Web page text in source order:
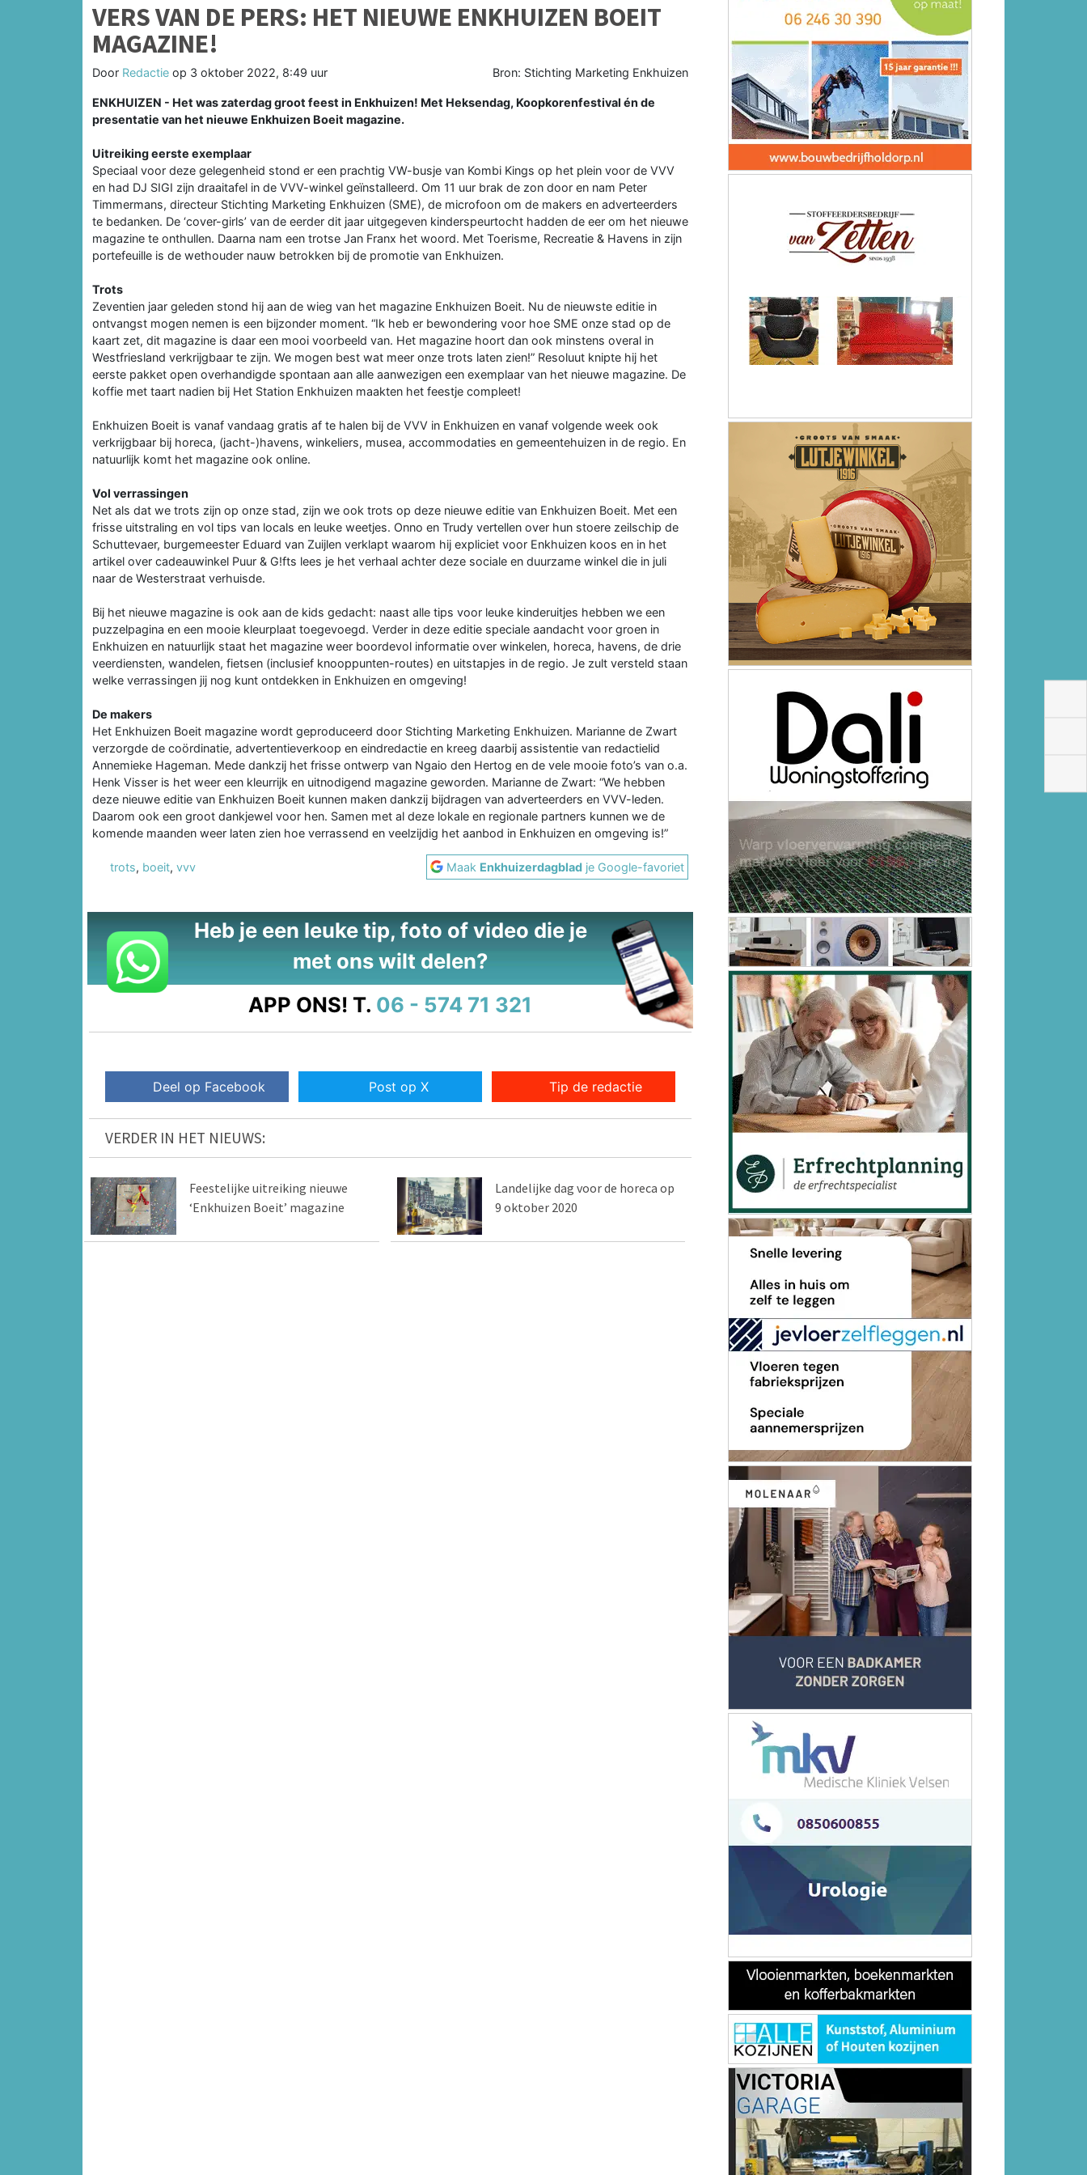
VERS VAN DE PERS: HET NIEUWE ENKHUIZEN BOEIT
MAGAZINE!
Door Redactie op 3 oktober 2022, 8:49 uur Bron: Stichting Marketing Enkhuizen
ENKHUIZEN - Het was zaterdag groot feest in Enkhuizen! Met Heksendag, Koopkorenfestival én de
presentatie van het nieuwe Enkhuizen Boeit magazine.
Uitreiking eerste exemplaar
Speciaal voor deze gelegenheid stond er een prachtig VW-busje van Kombi Kings op het plein voor de VVV
en had DJ SIGI zijn draaitafel in de VVV-winkel geïnstalleerd. Om 11 uur brak de zon door en nam Peter
Timmermans, directeur Stichting Marketing Enkhuizen (SME), de microfoon om de makers en adverteerders
te bedanken. De ‘cover-girls’ van de eerder dit jaar uitgegeven kinderspeurtocht hadden de eer om het nieuwe
magazine te onthullen. Daarna nam een trotse Jan Franx het woord. Met Toerisme, Recreatie & Havens in zijn
portefeuille is de wethouder nauw betrokken bij de promotie van Enkhuizen.
Trots
Zeventien jaar geleden stond hij aan de wieg van het magazine Enkhuizen Boeit. Nu de nieuwste editie in
ontvangst mogen nemen is een bijzonder moment. “Ik heb er bewondering voor hoe SME onze stad op de
kaart zet, dit magazine is daar een mooi voorbeeld van. Het magazine hoort dan ook minstens overal in
Westfriesland verkrijgbaar te zijn. We mogen best wat meer onze trots laten zien!” Resoluut knipte hij het
eerste pakket open overhandigde spontaan aan alle aanwezigen een exemplaar van het nieuwe magazine. De
koffie met taart nadien bij Het Station Enkhuizen maakten het feestje compleet!
Enkhuizen Boeit is vanaf vandaag gratis af te halen bij de VVV in Enkhuizen en vanaf volgende week ook
verkrijgbaar bij horeca, (jacht-)havens, winkeliers, musea, accommodaties en gemeentehuizen in de regio. En
natuurlijk komt het magazine ook online.
Vol verrassingen
Net als dat we trots zijn op onze stad, zijn we ook trots op deze nieuwe editie van Enkhuizen Boeit. Met een
frisse uitstraling en vol tips van locals en leuke weetjes. Onno en Trudy vertellen over hun stoere zeilschip de
Schuttevaer, burgemeester Eduard van Zuijlen verklapt waarom hij expliciet voor Enkhuizen koos en in het
artikel over cadeauwinkel Puur & G!fts lees je het verhaal achter deze sociale en duurzame winkel die in juli
naar de Westerstraat verhuisde.
Bij het nieuwe magazine is ook aan de kids gedacht: naast alle tips voor leuke kinderuitjes hebben we een
puzzelpagina en een mooie kleurplaat toegevoegd. Verder in deze editie speciale aandacht voor groen in
Enkhuizen en natuurlijk staat het magazine weer boordevol informatie over winkelen, horeca, havens, de drie
veerdiensten, wandelen, fietsen (inclusief knooppunten-routes) en uitstapjes in de regio. Je zult versteld staan
welke verrassingen jij nog kunt ontdekken in Enkhuizen en omgeving!
De makers
Het Enkhuizen Boeit magazine wordt geproduceerd door Stichting Marketing Enkhuizen. Marianne de Zwart
verzorgde de coördinatie, advertentieverkoop en eindredactie en kreeg daarbij assistentie van redactielid
Annemieke Hageman. Mede dankzij het frisse ontwerp van Ngaio den Hertog en de vele mooie foto’s van o.a.
Henk Visser is het weer een kleurrijk en uitnodigend magazine geworden. Marianne de Zwart: “We hebben
deze nieuwe editie van Enkhuizen Boeit kunnen maken dankzij bijdragen van adverteerders en VVV-leden.
Daarom ook een groot dankjewel voor hen. Samen met al deze lokale en regionale partners kunnen we de
komende maanden weer laten zien hoe verrassend en veelzijdig het aanbod in Enkhuizen en omgeving is!”
trots, boeit, vvv Maak Enkhuizerdagblad je Google-favoriet
Heb je een leuke tip, foto of video die je
met ons wilt delen?
APP ONS! T. 06 - 574 71 321
Deel op Facebook Post op X Tip de redactie
VERDER IN HET NIEUWS:
Feestelijke uitreiking nieuwe
‘Enkhuizen Boeit’ magazine
Landelijke dag voor de horeca op
9 oktober 2020